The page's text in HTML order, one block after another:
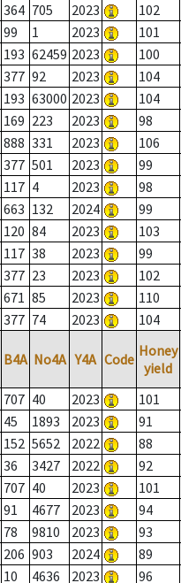
364 705 2023 102
99 1 2023 101
193 62459 2023 100
377 92 2023 104
193 63000 2023 104
169 223 2023 98
888 331 2023 106
377 501 2023 99
117 4 2023 98
663 132 2024 99
120 84 2023 103
117 38 2023 99
377 23 2023 102
671 85 2023 110
377 74 2023 104
B4A No4A Y4A Code Honey
yield
707 40 2023 101
45 1893 2023 91
152 5652 2022 88
36 3427 2022 92
707 40 2023 101
91 4677 2023 94
78 9810 2023 93
206 903 2024 89
10 4636 2023 96